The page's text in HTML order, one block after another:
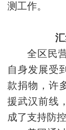
测工作。
全区民
自身发展受
款捐物，许
援武汉前线
成了支持防